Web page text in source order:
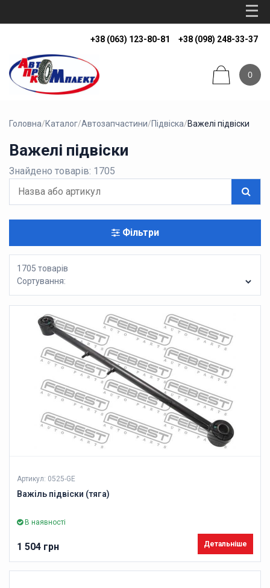
+38 (063) 123-80-81 +38 (098) 248-33-37
0
Головна/Каталог/Автозапчастини/Підвіска/Важелі підвіски
Важелі підвіски
Знайдено товарів: 1705
Фільтри
1705 товарів
Сортування:
Артикул: 0525-GE
Важіль підвіски (тяга)
В наявності
1 504 грн Детальніше